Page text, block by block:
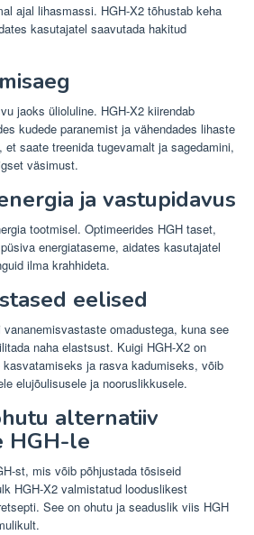
ajal lihasmassi. HGH-X2 tõhustab keha
kasutajatel saavutada hakitud
jaoks ülioluline. HGH-X2 kiirendab
kudede paranemist ja vähendades lihaste
saate treenida tugevamalt ja sagedamini,
väsimust.
ja vastupidavus
tootmisel. Optimeerides HGH taset,
energiataseme, aidates kasutajatel
ilma krahhideta.
eelised
omadustega, kuna see
naha elastsust. Kuigi HGH-X2 on
ja rasva kadumiseks, võib
elujõulisusele ja nooruslikkusele.
alternatiiv
HGH-le
st, mis võib põhjustada tõsiseid
HGH-X2 valmistatud looduslikest
See on ohutu ja seaduslik viis HGH